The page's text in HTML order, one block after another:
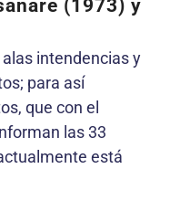
(1973) y
alas intendencias y
para así
que con el
las 33
está